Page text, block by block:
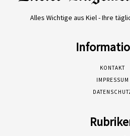
Alles Wichtige aus Kiel - Ihre
KONTAKT
IMPRESSUM